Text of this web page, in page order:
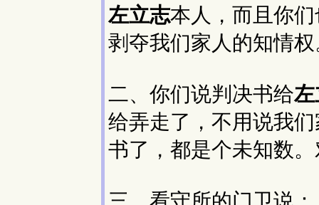
左立志本人，而且你
剥夺我们家人的知情
二、你们说判决书给
给弄走了，不用说我
书了，都是个未知数